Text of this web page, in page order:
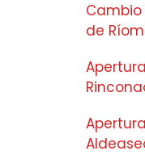
de